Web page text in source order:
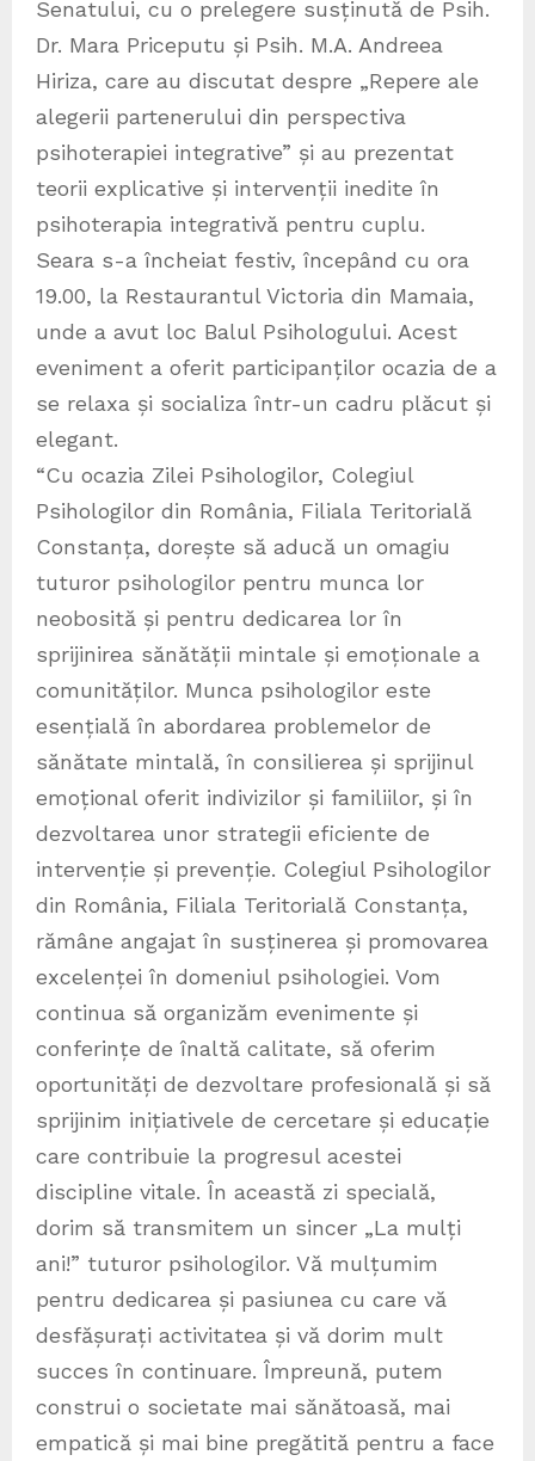
Senatului, cu o prelegere susținută de Psih.
Dr. Mara Priceputu și Psih. M.A. Andreea
Hiriza, care au discutat despre „Repere ale
alegerii partenerului din perspectiva
psihoterapiei integrative” și au prezentat
teorii explicative și intervenții inedite în
psihoterapia integrativă pentru cuplu.
Seara s-a încheiat festiv, începând cu ora
19.00, la Restaurantul Victoria din Mamaia,
unde a avut loc Balul Psihologului. Acest
eveniment a oferit participanților ocazia de a
se relaxa și socializa într-un cadru plăcut și
elegant.
“Cu ocazia Zilei Psihologilor, Colegiul
Psihologilor din România, Filiala Teritorială
Constanța, dorește să aducă un omagiu
tuturor psihologilor pentru munca lor
neobosită și pentru dedicarea lor în
sprijinirea sănătății mintale și emoționale a
comunităților. Munca psihologilor este
esențială în abordarea problemelor de
sănătate mintală, în consilierea și sprijinul
emoțional oferit indivizilor și familiilor, și în
dezvoltarea unor strategii eficiente de
intervenție și prevenție. Colegiul Psihologilor
din România, Filiala Teritorială Constanța,
rămâne angajat în susținerea și promovarea
excelenței în domeniul psihologiei. Vom
continua să organizăm evenimente și
conferințe de înaltă calitate, să oferim
oportunități de dezvoltare profesională și să
sprijinim inițiativele de cercetare și educație
care contribuie la progresul acestei
discipline vitale. În această zi specială,
dorim să transmitem un sincer „La mulți
ani!” tuturor psihologilor. Vă mulțumim
pentru dedicarea și pasiunea cu care vă
desfășurați activitatea și vă dorim mult
succes în continuare. Împreună, putem
construi o societate mai sănătoasă, mai
empatică și mai bine pregătită pentru a face